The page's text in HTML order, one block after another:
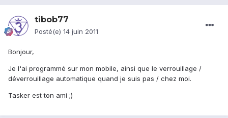
tibob77
Posté(e) 14 juin 2011
Bonjour,
Je l'ai programmé sur mon mobile, ainsi que le verrouillage /
déverrouillage automatique quand je suis pas / chez moi.
Tasker est ton ami ;)